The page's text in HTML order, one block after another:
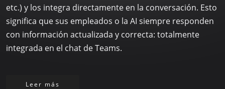
etc.) y los integra directamente en la conversación. Esto
significa que sus empleados o la AI siempre responden
con información actualizada y correcta: totalmente
integrada en el chat de Teams.
Leer más